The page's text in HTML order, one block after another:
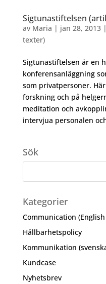
Sigtunastiftelsen
av Maria | jan 28, 2013|
texter)
Sigtunastiftelsen är en
konferensanläggning
som privatpersoner.
forskning och på
meditation och
intervjua personalen
Sök
Kategorier
Communication
Hållbarhetspolicy
Kommunikation
Kundcase
Nyhetsbrev